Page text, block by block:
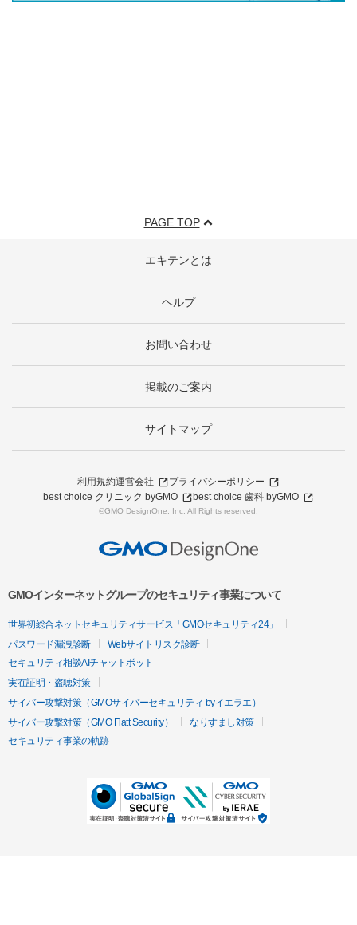
PAGE TOP
エキテンとは
ヘルプ
お問い合わせ
掲載のご案内
サイトマップ
利用規約運営会社
プライバシーポリシー
best choice クリニック byGMO
best choice 歯科 byGMO
©GMO DesignOne, Inc. All Rights reserved.
GMOインターネットグループのセキュリティ事業について
世界初総合ネットセキュリティサービス「GMOセキュリティ24」
パスワード漏洩診断
Webサイトリスク診断
セキュリティ相談AIチャットボット
実在証明・盗聴対策
サイバー攻撃対策（GMOサイバーセキュリティ byイエラエ）
サイバー攻撃対策（GMO Flatt Security）
なりすまし対策
セキュリティ事業の軌跡